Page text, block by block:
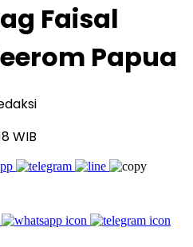
Faisal
Papua
WIB